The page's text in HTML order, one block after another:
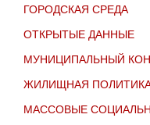
ГОРОДСКАЯ СРЕДА
ОТКРЫТЫЕ ДАННЫЕ
МУНИЦИПАЛЬНЫЙ
ЖИЛИЩНАЯ
МАССОВЫЕ